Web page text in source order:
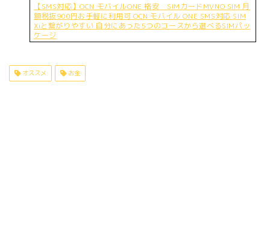
【SMS対応】OCN モバイルONE 格安 SIMカードMVNO SIM 月
額税抜900円お手軽に利用可 OCN モバイル ONE SMS対応 SIM
Xiと繋がりやすい 自分にあった5つのコースから選べるSIMパッ
ケージ
オススメ お金